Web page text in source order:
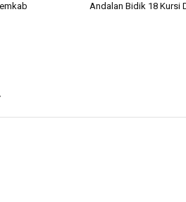
Andalan Bidik 18 Kursi